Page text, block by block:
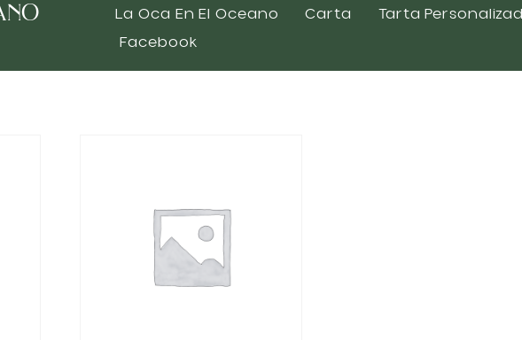
La Oca En El Oceano Carta Tarta
Facebook